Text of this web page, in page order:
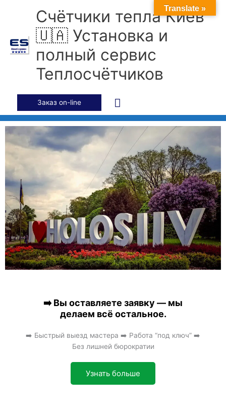
содержимому
Счётчики тепла Киев
🇺🇦 Установка и
полный сервис
Теплосчётчиков
Главное
меню
Заказ on-line
➡️ Вы оставляете заявку — мы
делаем всё остальное.
➡️ Быстрый выезд мастера ➡️ Работа “под ключ” ➡️
Без лишней бюрократии
Узнать больше
Translate »